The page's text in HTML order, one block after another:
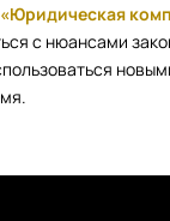
«Юридическая
с нюансами